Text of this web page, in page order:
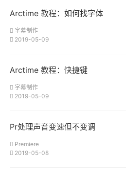
Arctime 教程：如何找字体
字幕制作
2019-05-09
Arctime 教程：快捷键
字幕制作
2019-05-09
Pr处理声音变速但不变调
Premiere
2019-05-08